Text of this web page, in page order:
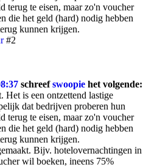
terug te eisen, maar zo'n voucher
die het geld (hard) nodig hebben
kunnen krijgen.
#2
schreefswoopie het volgende:
Het is een ontzettend lastige
dat bedrijven proberen hun
terug te eisen, maar zo'n voucher
die het geld (hard) nodig hebben
kunnen krijgen.
Bijv. hotelovernachtingen in
wil boeken, ineens 75%